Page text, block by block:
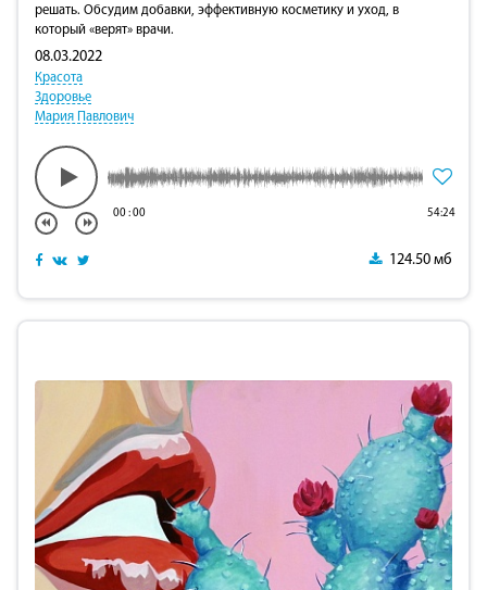
решать. Обсудим добавки, эффективную косметику и уход, в
который «верят» врачи.
08.03.2022
Красота
Здоровье
Мария Павлович
00:00 54:24
124.50 мб